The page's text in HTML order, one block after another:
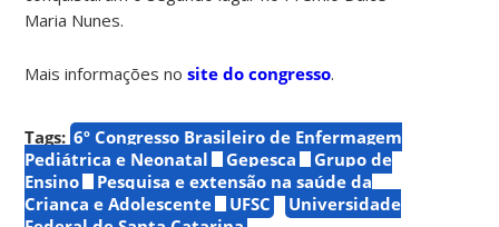
Maria Nunes.
Mais informações nosite do congresso.
Tags: 6º Congresso Brasileiro de Enfermagem
Pediátrica e Neonatal
Gepesca
Grupo de
Ensino
Pesquisa e extensão na saúde da
Criança e Adolescente
UFSC
Universidade